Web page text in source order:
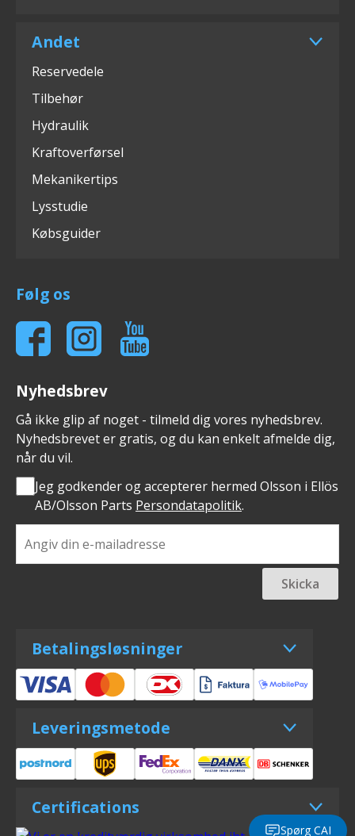
Andet
Reservedele
Tilbehør
Hydraulik
Kraftoverførsel
Mekanikertips
Lysstudie
Købsguider
Følg os
Nyhedsbrev
Gå ikke glip af noget - tilmeld dig vores nyhedsbrev.
Nyhedsbrevet er gratis, og du kan enkelt afmelde dig,
når du vil.
Jeg godkender og accepterer hermed Olsson i Ellös
AB/Olsson Parts Persondatapolitik.
Skicka
Betalingsløsninger
Leveringsmetode
Certifications
Spørg CAI